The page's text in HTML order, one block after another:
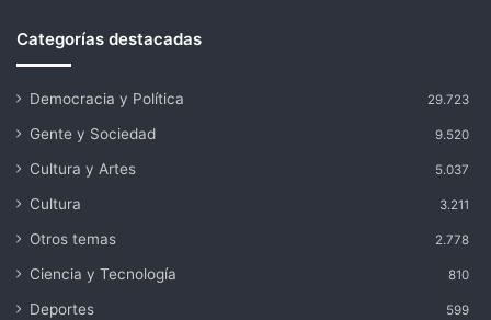
Categorías destacadas
Democracia y Política 29.723
Gente y Sociedad 9.520
Cultura y Artes 5.037
Cultura 3.211
Otros temas 2.778
Ciencia y Tecnología 810
Deportes 599